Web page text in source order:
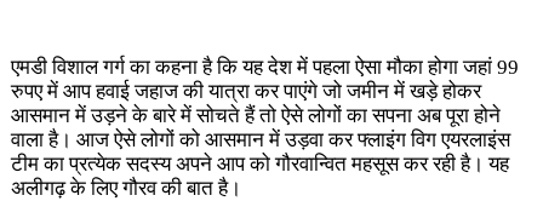
एमडी विशाल गर्ग का कहना है कि यह देश में पहला ऐसा मौका होगा जहां 99
रुपए में आप हवाई जहाज की यात्रा कर पाएंगे जो जमीन में खड़े होकर
आसमान में उड़ने के बारे में सोचते हैं तो ऐसे लोगों का सपना अब पूरा होने
वाला है। आज ऐसे लोगों को आसमान में उड़वा कर फ्लाइंग विग एयरलाइंस
टीम का प्रत्येक सदस्य अपने आप को गौरवान्वित महसूस कर रही है। यह
अलीगढ़ के लिए गौरव की बात है।